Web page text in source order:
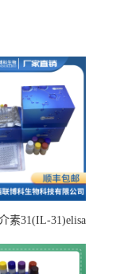
素31(IL-31)elisa